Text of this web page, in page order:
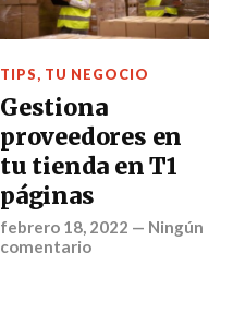
TIPS, TU NEGOCIO
Gestiona
proveedores en
tu tienda en T1
páginas
febrero 18, 2022 — Ningún
comentario